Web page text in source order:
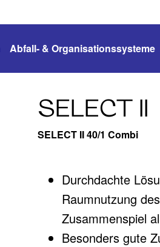
Abfall- & Organisationssysteme
SELECT II
SELECT II 40/1 Combi
Durchdachte
Raumnutzung
Zusammenspiel
Besonders gute